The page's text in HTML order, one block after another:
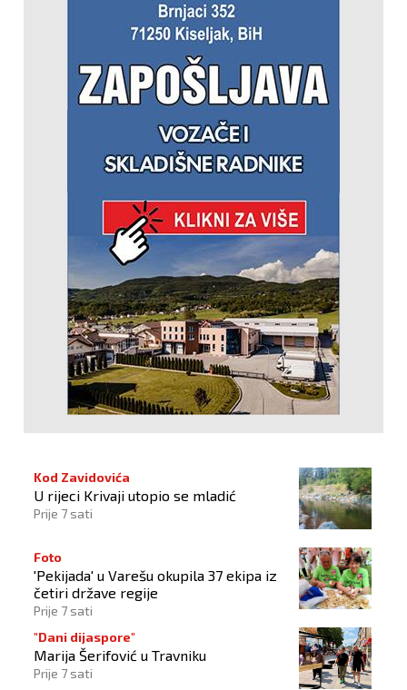
Kod Zavidovića
U rijeci Krivaji utopio se mladić
Prije 7 sati
Foto
'Pekijada' u Varešu okupila 37 ekipa iz
četiri države regije
Prije 7 sati
"Dani dijaspore"
Marija Šerifović u Travniku
Prije 7 sati